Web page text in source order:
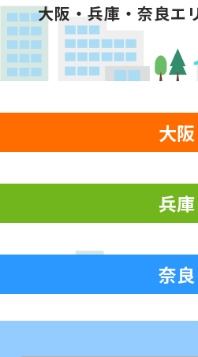
大阪・兵庫・奈良エ
大阪
兵庫
奈良